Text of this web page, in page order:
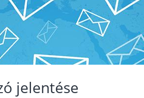
jelentése